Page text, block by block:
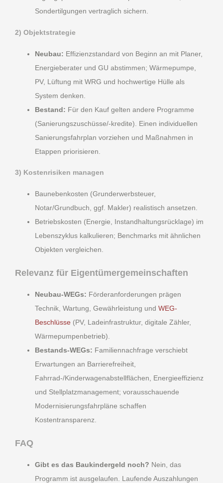
Sondertilgungen vertraglich sichern.
2) Objektstrategie
Neubau: Effizienzstandard von Beginn an mit Planer,
Energieberater und GU abstimmen; Wärmepumpe,
PV, Lüftung mit WRG und hochwertige Hülle als
System denken.
Bestand: Für den Kauf gelten andere Programme
(Sanierungszuschüsse/-kredite). Einen individuellen
Sanierungsfahrplan vorziehen und Maßnahmen in
Etappen priorisieren.
3) Kostenrisiken managen
Baunebenkosten (Grunderwerbsteuer,
Notar/Grundbuch, ggf. Makler) realistisch ansetzen.
Betriebskosten (Energie, Instandhaltungsrücklage) im
Lebenszyklus kalkulieren; Benchmarks mit ähnlichen
Objekten vergleichen.
Relevanz für Eigentümergemeinschaften
Neubau-WEGs: Förderanforderungen prägen
Technik, Wartung, Gewährleistung und WEG-
Beschlüsse (PV, Ladeinfrastruktur, digitale Zähler,
Wärmepumpenbetrieb).
Bestands-WEGs: Familiennachfrage verschiebt
Erwartungen an Barrierefreiheit,
Fahrrad-/Kinderwagenabstellflächen, Energieeffizienz
und Stellplatzmanagement; vorausschauende
Modernisierungsfahrpläne schaffen
Kostentransparenz.
FAQ
Gibt es das Baukindergeld noch? Nein, das
Programm ist ausgelaufen. Laufende Auszahlungen